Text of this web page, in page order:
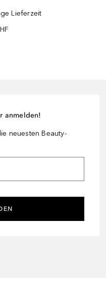
Lieferzeit
anmelden!
neuesten Beauty-